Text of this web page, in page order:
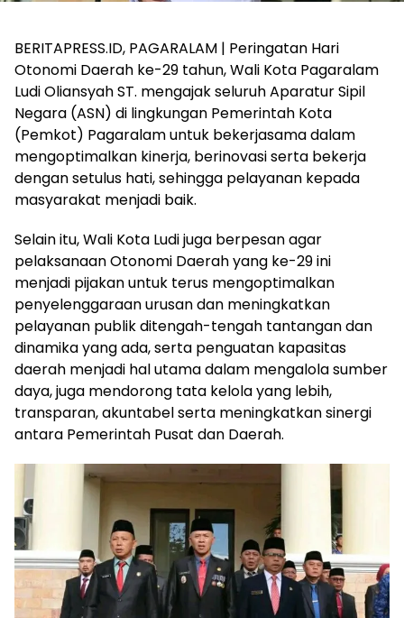
BERITAPRESS.ID, PAGARALAM | Peringatan Hari
Otonomi Daerah ke-29 tahun, Wali Kota Pagaralam
Ludi Oliansyah ST. mengajak seluruh Aparatur Sipil
Negara (ASN) di lingkungan Pemerintah Kota
(Pemkot) Pagaralam untuk bekerjasama dalam
mengoptimalkan kinerja, berinovasi serta bekerja
dengan setulus hati, sehingga pelayanan kepada
masyarakat menjadi baik.
Selain itu, Wali Kota Ludi juga berpesan agar
pelaksanaan Otonomi Daerah yang ke-29 ini
menjadi pijakan untuk terus mengoptimalkan
penyelenggaraan urusan dan meningkatkan
pelayanan publik ditengah-tengah tantangan dan
dinamika yang ada, serta penguatan kapasitas
daerah menjadi hal utama dalam mengalola sumber
daya, juga mendorong tata kelola yang lebih,
transparan, akuntabel serta meningkatkan sinergi
antara Pemerintah Pusat dan Daerah.